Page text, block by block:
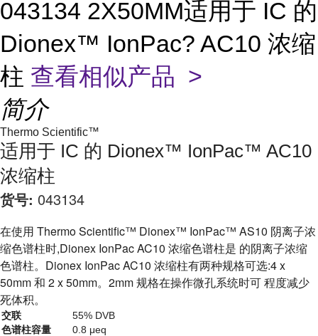
043134 2X50MM适用于 IC 的
Dionex™ IonPac? AC10 浓缩
柱 查看相似产品 >
简介
Thermo Scientific™
适用于 IC 的 Dionex™ IonPac™ AC10
浓缩柱
货号: 043134
在使用 Thermo Scientific™ Dionex™ IonPac™ AS10 阴离子浓
缩色谱柱时,Dionex IonPac AC10 浓缩色谱柱是 的阴离子浓缩
色谱柱。Dionex IonPac AC10 浓缩柱有两种规格可选:4 x
50mm 和 2 x 50mm。2mm 规格在操作微孔系统时可 程度减少
死体积。
交联
55% DVB
色谱柱容量
0.8 μeq